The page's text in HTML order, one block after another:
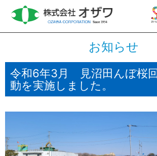
お知らせ
令和6年3月 見沼田んぼ桜
動を実施しました。